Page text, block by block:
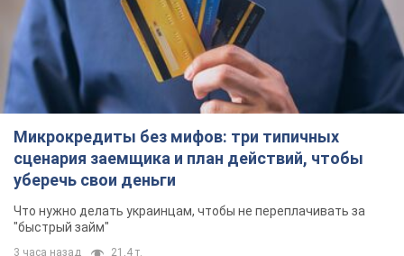
Микрокредиты без мифов: три типичных
сценария заемщика и план действий, чтобы
уберечь свои деньги
Что нужно делать украинцам, чтобы не переплачивать за
"быстрый займ"
3 часа назад 21,4 т.